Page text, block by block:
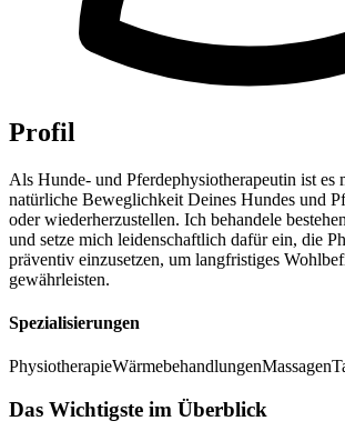
Profil
Als Hunde- und Pferdephysiotherapeutin ist es
natürliche Beweglichkeit Deines Hundes und
oder wiederherzustellen. Ich behandele
und setze mich leidenschaftlich dafür ein, die
präventiv einzusetzen, um langfristiges
gewährleisten.
Spezialisierungen
PhysiotherapieWärmebehandlungenMassagen
Das Wichtigste im Überblick